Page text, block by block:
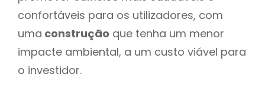
confortáveis para os utilizadores, com
uma construção que tenha um menor
impacte ambiental, a um custo viável para
o investidor.